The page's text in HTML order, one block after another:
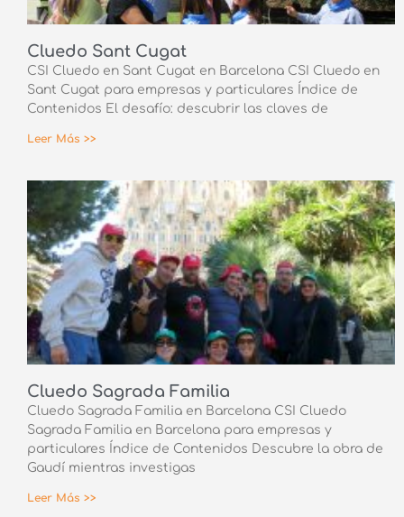
Cluedo Sant Cugat
CSI Cluedo en Sant Cugat en Barcelona CSI Cluedo en
Sant Cugat para empresas y particulares Índice de
Contenidos El desafío: descubrir las claves de
Leer Más >>
Cluedo Sagrada Familia
Cluedo Sagrada Familia en Barcelona CSI Cluedo
Sagrada Familia en Barcelona para empresas y
particulares Índice de Contenidos Descubre la obra de
Gaudí mientras investigas
Leer Más >>